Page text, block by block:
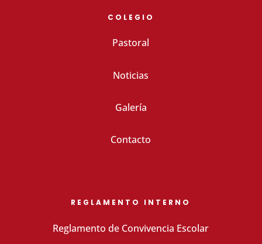
COLEGIO
Pastoral
Noticias
Galería
Contacto
REGLAMENTO INTERNO
Reglamento de Convivencia Escolar